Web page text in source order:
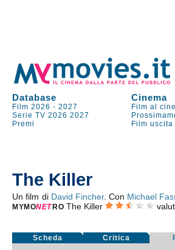
Database Cinema
Film 2026 -2027 Film al
Serie TV 2026 2027
Premi
Film uscita
The Killer
Un film di David Fincher. Con Michael
MYMONET RO The Killer
Scheda Critica